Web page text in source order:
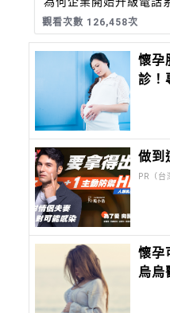
觀看次數 126,458次
懷孕
診！
做到
PR（台
懷孕
烏烏